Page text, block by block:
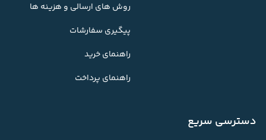
روش های ارسالی و هزینه ها
پیگیری سفارشات
راهنمای خرید
راهنمای پرداخت
دسترسی سریع